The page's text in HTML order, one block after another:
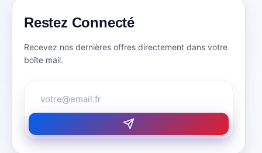
Restez Connecté
Recevez nos dernières offres directement dans votre
boîte mail.